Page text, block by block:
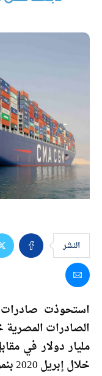
النشر
خلال إبريل 2020 بنمو 90%.